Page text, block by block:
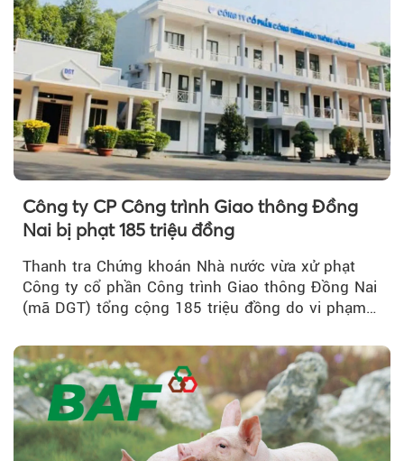
Công ty CP Công trình Giao thông Đồng
Nai bị phạt 185 triệu đồng
Thanh tra Chứng khoán Nhà nước vừa xử phạt
Công ty cổ phần Công trình Giao thông Đồng Nai
(mã DGT) tổng cộng 185 triệu đồng do vi phạm